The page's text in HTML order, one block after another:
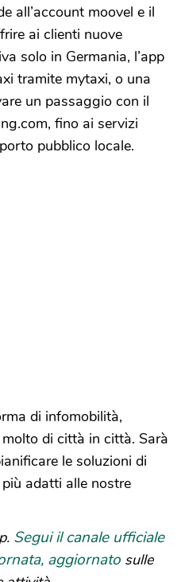
all’account moovel e il
ai clienti nuove
solo in Germania, l’app
tramite mytaxi, o una
un passaggio con il
fino ai servizi
pubblico locale.
di infomobilità,
di città in città. Sarà
le soluzioni di
adatti alle nostre
Segui il canale ufficiale
aggiornato sulle